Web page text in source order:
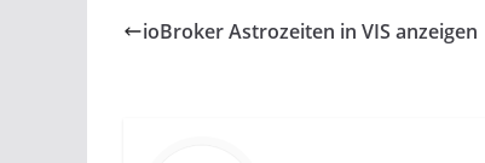
ioBroker Astrozeiten in VIS anzeigen